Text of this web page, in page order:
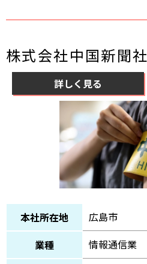
株式会社中国新聞社
詳しく見る
本社所在地
広島市
業種
情報通信業